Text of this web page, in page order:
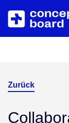
Zum
Zurück